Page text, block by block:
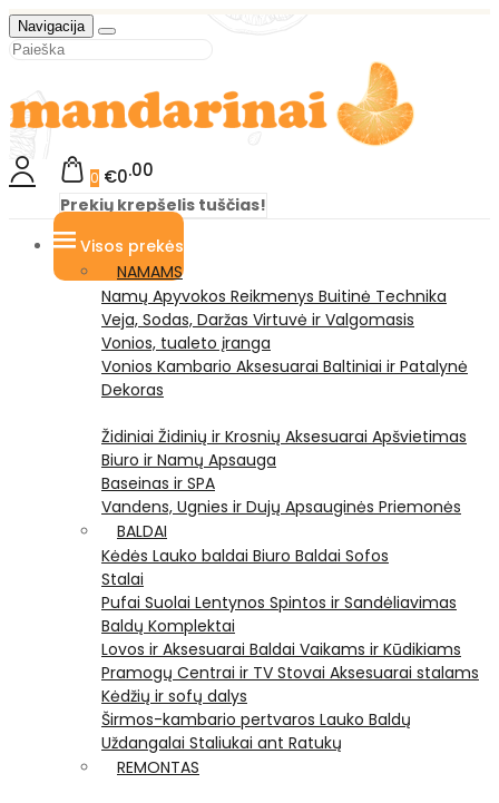
Navigacija
0 €0 00
Prekių krepšelis tuščias!
Visos prekės
NAMAMS
Namų Apyvokos Reikmenys Buitinė Technika
Veja, Sodas, Daržas Virtuvė ir Valgomasis
Vonios, tualeto įranga
Vonios Kambario Aksesuarai Baltiniai ir Patalynė
Dekoras
Židiniai Židinių ir Krosnių Aksesuarai Apšvietimas
Biuro ir Namų Apsauga
Baseinas ir SPA
Vandens, Ugnies ir Dujų Apsauginės Priemonės
BALDAI
Kėdės Lauko baldai Biuro Baldai Sofos
Stalai
Pufai Suolai Lentynos Spintos ir Sandėliavimas
Baldų Komplektai
Lovos ir Aksesuarai Baldai Vaikams ir Kūdikiams
Pramogų Centrai ir TV Stovai Aksesuarai stalams
Kėdžių ir sofų dalys
Širmos-kambario pertvaros Lauko Baldų
Uždangalai Staliukai ant Ratukų
REMONTAS